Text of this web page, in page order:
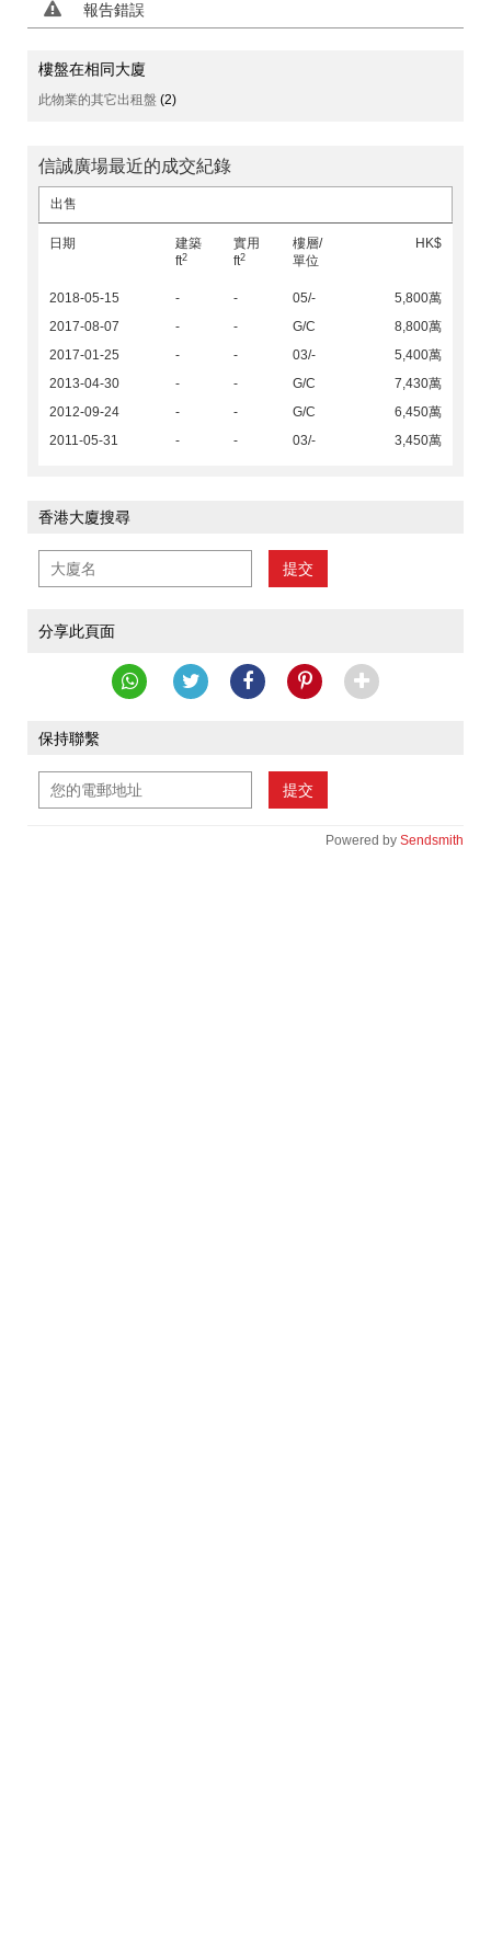
報告錯誤
樓盤在相同大廈
此物業的其它出租盤 (2)
信誠廣場最近的成交紀錄
出售
日期
建築
ft2
實用
ft2
樓層/
單位
HK$
2018-05-15 - - 05/-
5,800萬
2017-08-07
- - G/C
8,800萬
2017-01-25
- - 03/-
5,400萬
2013-04-30
- - G/C
7,430萬
2012-09-24
- - G/C
6,450萬
2011-05-31
- - 03/- 3,450萬
香港大廈搜尋
提交
分享此頁面
保持聯繫
提交
Powered by Sendsmith